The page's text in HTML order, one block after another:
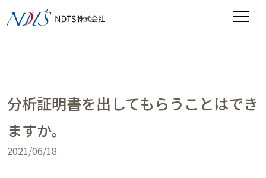
分析証明書を出してもらうことはでき
ますか。
2021/06/18